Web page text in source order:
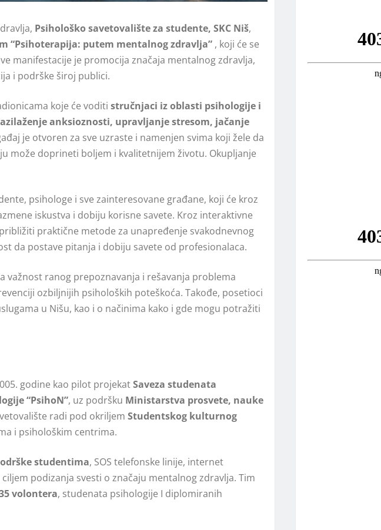
Psihološko savetovalište za studente, SKC Niš,
“Psihoterapija: putem mentalnog zdravlja” , koji će se
manifestacije je promocija značaja mentalnog zdravlja,
i podrške široj publici.
koje će voditi stručnjaci iz oblasti psihologije i
anksioznosti, upravljanje stresom, jačanje
je otvoren za sve uzraste i namenjen svima koji žele da
može doprineti boljem i kvalitetnijem životu. Okupljanje
psihologe i sve zainteresovane građane, koji će kroz
iskustva i dobiju korisne savete. Kroz interaktivne
praktične metode za unapređenje svakodnevnog
da postave pitanja i dobiju savete od profesionalaca.
važnost ranog prepoznavanja i rešavanja problema
ozbiljnijih psiholoških poteškoća. Takođe, posetioci
u Nišu, kao i o načinima kako i gde mogu potražiti
godine kao pilot projekatSaveza studenata
“PsihoN”, uz podršku Ministarstva prosvete, nauke
radi pod okriljem Studentskog kulturnog
i psihološkim centrima.
studentima, SOS telefonske linije, internet
podizanja svesti o značaju mentalnog zdravlja. Tim
volontera, studenata psihologije I diplomiranih